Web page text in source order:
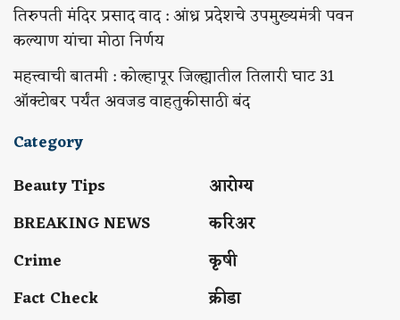
तिरुपती मंदिर प्रसाद वाद : आंध्र प्रदेशचे उपमुख्यमंत्री पवन
कल्याण यांचा मोठा निर्णय
महत्त्वाची बातमी : कोल्हापूर जिल्ह्यातील तिलारी घाट 31
ऑक्टोबर पर्यंत अवजड वाहतुकीसाठी बंद
Category
Beauty Tips
BREAKING NEWS
Crime
Fact Check
आरोग्य
करिअर
कृषी
क्रीडा